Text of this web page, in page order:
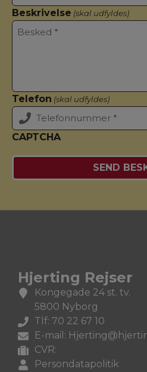
Beskrivelse (skal udfyldes)
Telefon (skal udfyldes)
CAPTCHA
Hjerting Rejser
Kongegade 24 st. tv.
5800 Nyborg
Tlf: 70 22 67 10
E-mail:
CVR:
Persondatapolitik